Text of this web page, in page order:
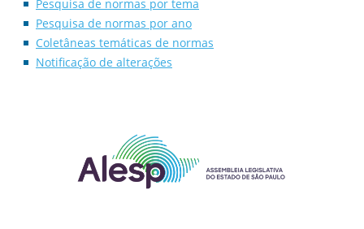
Pesquisa de normas por tema
Pesquisa de normas por ano
Coletâneas temáticas de normas
Notificação de alterações